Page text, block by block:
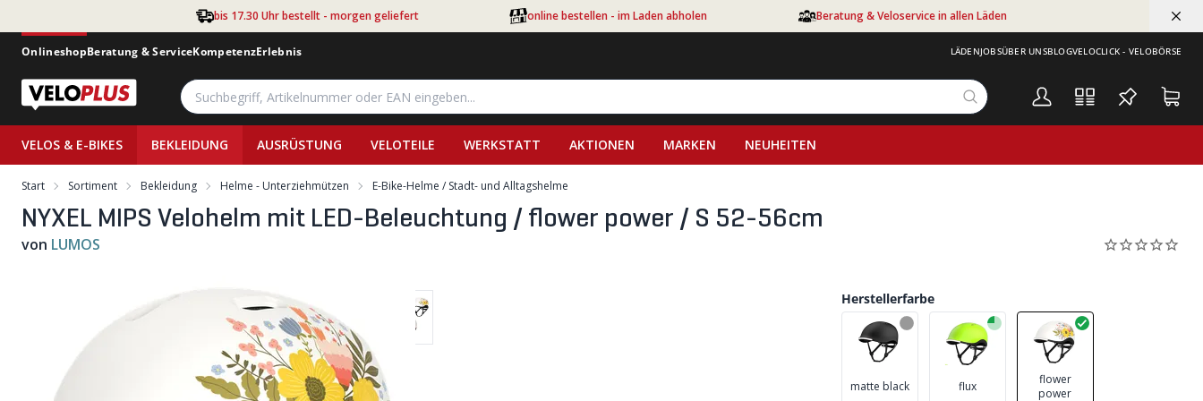
bis 17.30 Uhr bestellt - morgen geliefert online bestellen - im Laden abholen Beratung & Veloservice in allen Läden
OnlineshopBeratung & ServiceKompetenzErlebnis LÄDENJOBSÜBER UNSBLOGVELOCLICK - VELOBÖRSE
VELOS & E-BIKES BEKLEIDUNG AUSRÜSTUNG VELOTEILE WERKSTATT AKTIONEN MARKEN NEUHEITEN
Start Sortiment Bekleidung Helme - Unterziehmützen E-Bike-Helme / Stadt- und Alltagshelme
NYXEL MIPS Velohelm mit LED-Beleuchtung / flower power / S 52-56cm
von LUMOS
Herstellerfarbe
matte black flux
flower
power